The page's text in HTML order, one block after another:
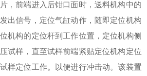
，前端进入后钳口面时，送料机构中的
出信号，定位气缸动作，随即定位机构
机构的定位杆到工作位置，定位机构侧
试样，直至试样前端紧贴定位机构定位
样定位工作。以便进行冲击动。该装置